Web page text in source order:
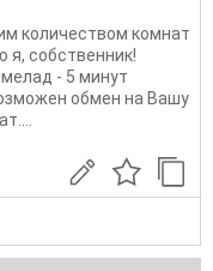
количеством комнат
собственник!
- 5 минут
обмен на Вашу